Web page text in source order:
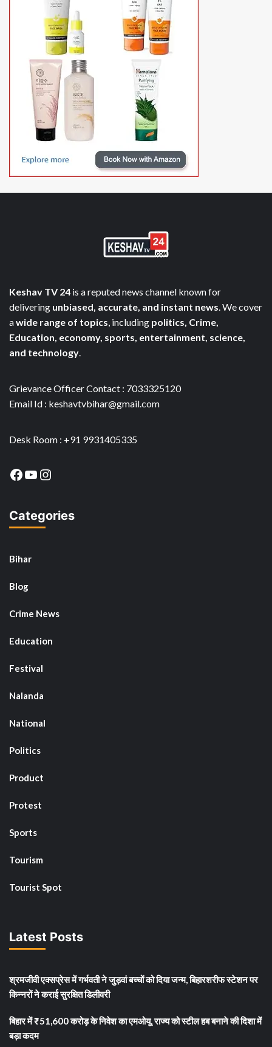
Keshav TV 24 is a reputed news channel known for
delivering unbiased, accurate, and instant news . We cover
awide range of topics , including politics, Crime,
Education, economy, sports, entertainment, science,
and technology
Grievance Officer Contact : 7033325120
Email Id : keshavtvbihar@gmail.com
Desk Room : +91 9931405335
Facebook
YouTube
Instagram
Categories
Bihar
Blog
Crime News
Education
Festival
Nalanda
National
Politics
Product
Protest
Sports
Tourism
Tourist Spot
Latest Posts
श्रमजीवी एक्सप्रेस में गर्भवती ने जुड़वां बच्चों को दिया जन्म, बिहारशरीफ स्टेशन पर
किन्नरों ने कराई सुरक्षित डिलीवरी
बिहार में ₹51,600 करोड़ के निवेश का एमओयू, राज्य को स्टील हब बनाने की दिशा में
बड़ा कदम